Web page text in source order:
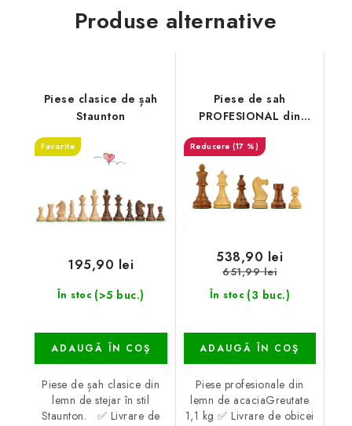
Produse alternative
Piese clasice de șah
Staunton
Favorite
În stoc (>5 buc.)
195,90 lei
ADAUGĂ ÎN COŞ
Piese de șah clasice din
lemn de stejar în stil
Staunton. ✅ Livrare de
Piese de sah
PROFESIONAL din
salcâm
(17 %)
În stoc (3 buc.)
538,90 lei
651,99 lei
ADAUGĂ ÎN COŞ
Piese profesionale din
lemn de acaciaGreutate
1,1 kg ✅ Livrare de obicei